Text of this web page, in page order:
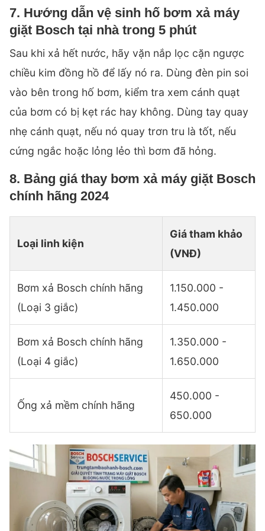
7. Hướng dẫn vệ sinh hố bơm xả máy
giặt Bosch tại nhà trong 5 phút
Sau khi xả hết nước, hãy vặn nắp lọc cặn ngược
chiều kim đồng hồ để lấy nó ra. Dùng đèn pin soi
vào bên trong hố bơm, kiểm tra xem cánh quạt
của bơm có bị kẹt rác hay không. Dùng tay quay
nhẹ cánh quạt, nếu nó quay trơn tru là tốt, nếu
cứng ngắc hoặc lỏng lẻo thì bơm đã hỏng.
8. Bảng giá thay bơm xả máy giặt Bosch
chính hãng 2024
Loại linh kiện
Giá tham khảo
(VNĐ)
Bơm xả Bosch chính hãng
(Loại 3 giắc)
1.150.000 -
1.450.000
Bơm xả Bosch chính hãng
(Loại 4 giắc)
1.350.000 -
1.650.000
Ống xả mềm chính hãng
450.000 -
650.000